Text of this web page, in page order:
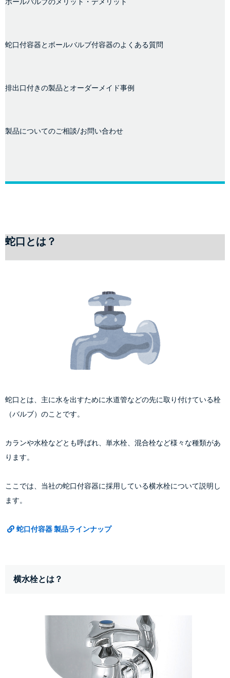
ボールバルブのメリット・デメリット
蛇口付容器とボールバルブ付容器のよくある質問
排出口付きの製品とオーダーメイド事例
製品についてのご相談/お問い合わせ
蛇口とは？
蛇口とは、主に水を出すために水道管などの先に取り付けている栓
（バルブ）のことです。
カランや水栓などとも呼ばれ、単水栓、混合栓など様々な種類があ
ります。
ここでは、当社の蛇口付容器に採用している横水栓について説明し
ます。
蛇口付容器 製品ラインナップ
横水栓とは？